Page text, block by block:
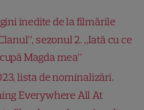
inedite de la filmările
sezonul 2. „Iată cu ce
Magda mea”
lista de nominalizări.
Everywhere All At